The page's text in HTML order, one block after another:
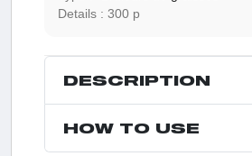
Details :
300 p
DESCRIPTION
HOW TO USE